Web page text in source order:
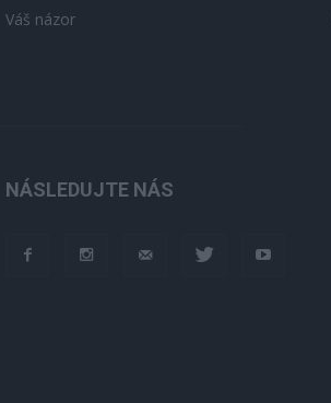
Váš názor
NÁSLEDUJTE NÁS